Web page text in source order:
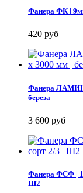
Фанера ФК |
420 руб
Фанера
береза
3 600 руб
Фанера ФСФ |
Ш2